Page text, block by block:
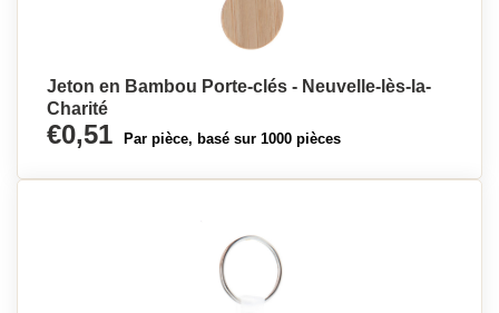
Jeton en Bambou Porte-clés - Neuvelle-lès-la-
Charité
€0,51 Par pièce, basé sur 1000 pièces